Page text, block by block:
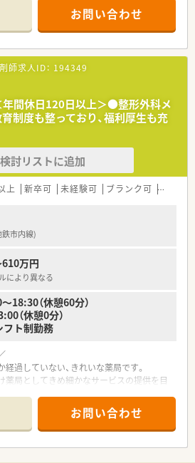
い、路面電車で通勤可能な店舗です◎安野屋
から徒歩5分とアクセス良好！もちろんお車
箋をメインに応需しています！門前クリニ
好でストレスなくご勤務いただけます
日ですが、薬剤師は常時3～4名のため、1
くないため落ち着いてご勤務いただけます
店舗です。お仕事終わりの時間も有意義
ある方も歓迎いたします！大手ならでは、研修
おりますので、安心してご勤務いただけます
お問い合わせ
師求人ID： 194349
年間休日120日以上＞●整形外科メ
育制度も整っており、福利厚生も充
検討リストに追加
上 新卒可 未経験可 ブランク可 車通勤
市内線)
万円
により異なる
18:30（休憩60分）
（休憩0分）
ト制勤務
過していない、きれいな薬局です。
局としてきめ細かなサービスの提供を目
メインに応需しています。
地域の生活者に信頼される薬局を目指して
お問い合わせ